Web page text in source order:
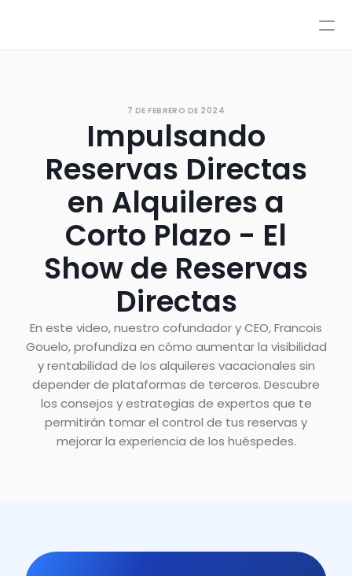
AutoPilot y CoPilot
Flujos de trabajo de IA
Base de Conocimiento
Atención por agentes
Estilos y control avanzado
Acceso
Reserve una demostración
7 DE FEBRERO DE 2024
Impulsando
Reservas Directas
en Alquileres a
Corto Plazo - El
Show de Reservas
Directas
En este video, nuestro cofundador y CEO, Francois
Gouelo, profundiza en cómo aumentar la visibilidad
y rentabilidad de los alquileres vacacionales sin
depender de plataformas de terceros. Descubre
los consejos y estrategias de expertos que te
permitirán tomar el control de tus reservas y
mejorar la experiencia de los huéspedes.